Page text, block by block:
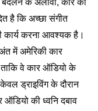
के अलावा, कार की
है कि अच्छा संगीत
कार्य करना आवश्यक है।
में अमेरिकी कार
ताकि वे कार ऑडियो के
ड्राइविंग के दौरान
की ध्वनि दबाव